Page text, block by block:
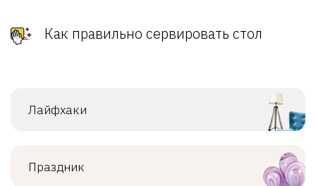
Как правильно сервировать стол
Лайфхаки
Праздник